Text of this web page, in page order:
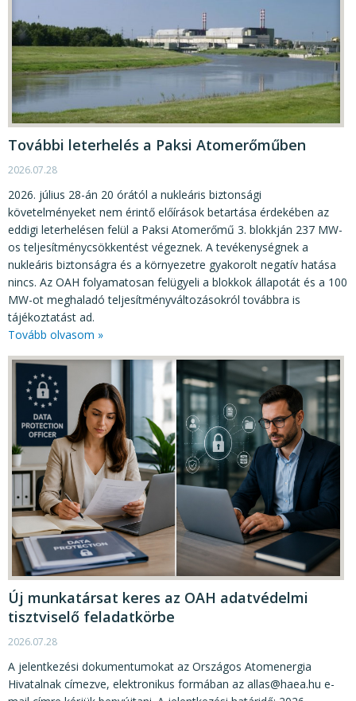
További leterhelés a Paksi Atomerőműben
2026.07.28
2026. július 28-án 20 órától a nukleáris biztonsági
követelményeket nem érintő előírások betartása érdekében az
eddigi leterhelésen felül a Paksi Atomerőmű 3. blokkján 237 MW-
os teljesítménycsökkentést végeznek. A tevékenységnek a
nukleáris biztonságra és a környezetre gyakorolt negatív hatása
nincs. Az OAH folyamatosan felügyeli a blokkok állapotát és a 100
MW-ot meghaladó teljesítményváltozásokról továbbra is
tájékoztatást ad.
Tovább olvasom »
Új munkatársat keres az OAH adatvédelmi
tisztviselő feladatkörbe
2026.07.28
A jelentkezési dokumentumokat az Országos Atomenergia
Hivatalnak címezve, elektronikus formában az allas@haea.hu e-